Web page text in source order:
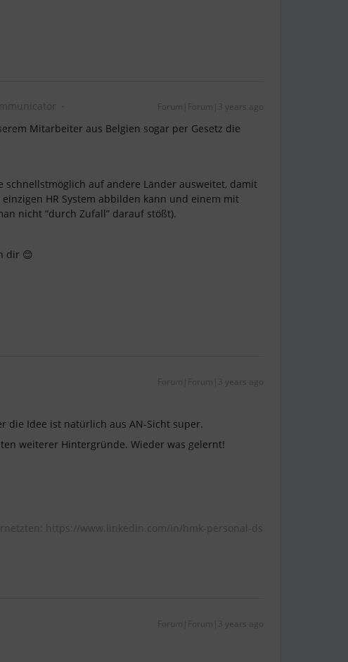
Forum|Forum|3 years ago
Mitarbeiter aus Belgien sogar per Gesetz die
schnellstmöglich auf andere Länder ausweitet, damit
HR System abbilden kann und einem mit
nicht “durch Zufall” darauf stößt).
dir 😊
Forum|Forum|3 years ago
die Idee ist natürlich aus AN-Sicht super.
weiterer Hintergründe. Wieder was gelernt!
https://www.linkedin.com/in/hmk-personal-ds
Forum|Forum|3 years ago